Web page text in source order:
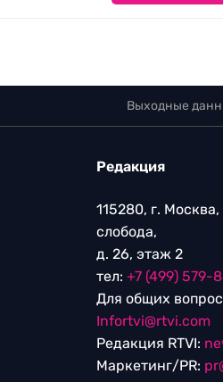
Выходные
Редакция
115280, г.
слобода,
д. 26, этаж 2
тел: +7 (499) 579-
Для общих
Infortvi@rtvi.com
Редакция RTVI:
Маркетинг/PR: